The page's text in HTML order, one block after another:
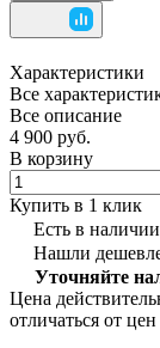
Характеристики
Все
Все описание
4 900 руб.
В корзину
Купить в 1 клик
Есть в наличии
Нашли
Уточняйте
Цена
отличаться от